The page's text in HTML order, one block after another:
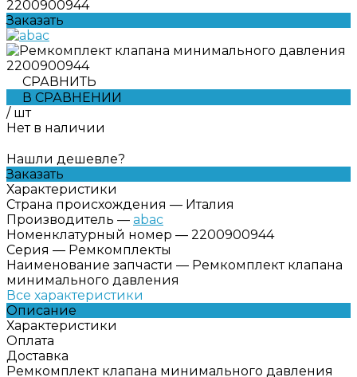
2200900944
Заказать
СРАВНИТЬ
В СРАВНЕНИИ
/ шт
Нет в наличии
Нашли дешевле?
Заказать
Характеристики
Страна происхождения — Италия
Производитель — abac
Номенклатурный номер — 2200900944
Серия — Ремкомплекты
Наименование запчасти — Ремкомплект клапана
минимального давления
Все характеристики
Описание
Характеристики
Оплата
Доставка
Ремкомплект клапана минимального давления